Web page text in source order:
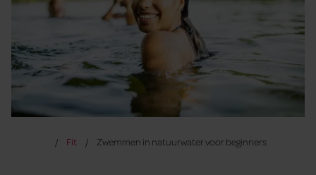
Fit Zwemmen in natuurwater voor beginners